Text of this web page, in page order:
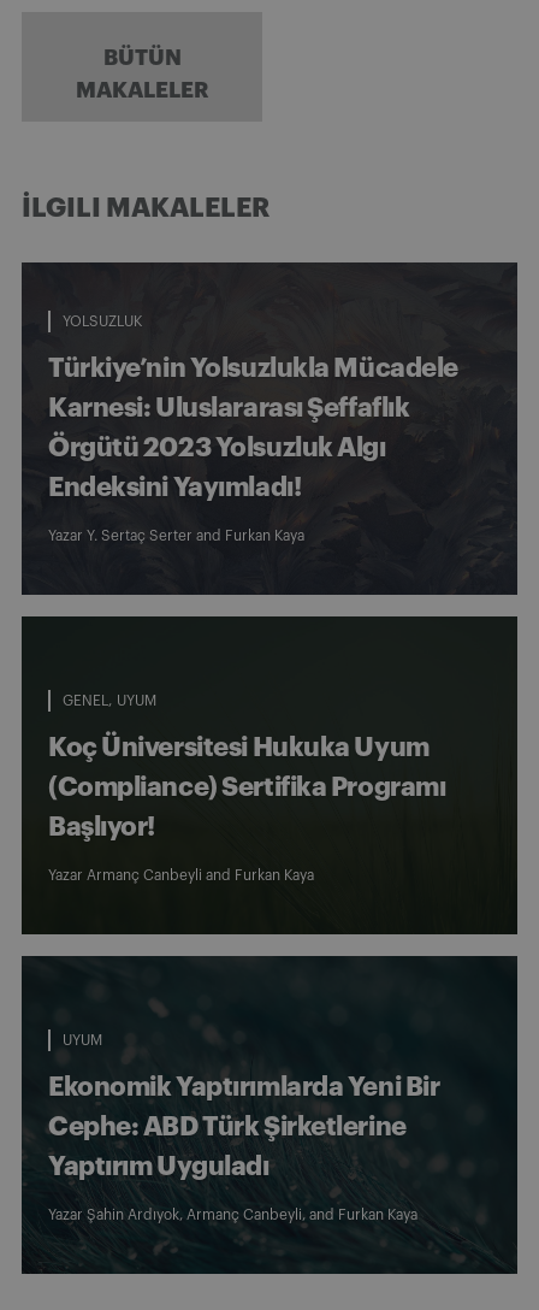
BÜTÜN
MAKALELER
İLGILI MAKALELER
YOLSUZLUK
Türkiye’nin Yolsuzlukla Mücadele
Karnesi: Uluslararası Şeffaflık
Örgütü 2023 Yolsuzluk Algı
Endeksini Yayımladı!
Yazar Y. Sertaç Serter and Furkan Kaya
GENEL UYUM
Koç Üniversitesi Hukuka Uyum
(Compliance) Sertifika Programı
Başlıyor!
Yazar Armanç Canbeyli and Furkan Kaya
UYUM
Ekonomik Yaptırımlarda Yeni Bir
Cephe: ABD Türk Şirketlerine
Yaptırım Uyguladı
Yazar Şahin Ardıyok, Armanç Canbeyli, and Furkan Kaya